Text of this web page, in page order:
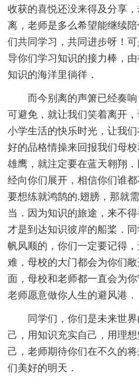
收获的喜悦还没来得及分享
离，老师是多么希望能继续
们共同学习，共同进步呀！
导你们学习知识的接力棒，
知识的海洋里徜徉．
而今别离的声箫已经奏响
可避免，就让我们笑着离开
小学生活的快乐时光，让我
好的品格情操来回报我们母
雄鹰，就注定要在蓝天翱翔
经向你们展开，相信你们谁
要想练就鸿鹄的.翅膀，那就
当．因为知识的旅途，来不
才是到达知识彼岸的船桨．
帆风顺的，你们一定要记得
难，母校的大门都会为你们
面，母校和老师都一直会为
老师愿意做你人生的避风港．
同学们，你们是未来世界
己，用知识充实自己，用理
己，老师期待你们在不久的
们美好的明天．